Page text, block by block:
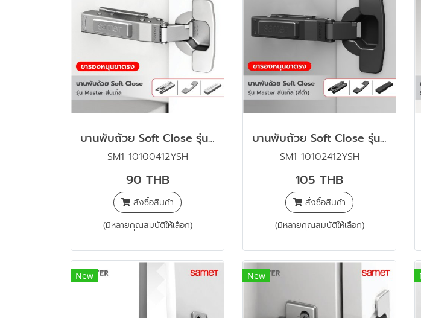
บานพับถ้วย Soft Close รุ่น Master สีนิเกิ้ล พร้อมขารองหนุนขาตรง และฝาปิดครบชุด
SM1-10100412YSH
90 THB
สั่งซื้อสินค้า
(มีหลายคุณสมบัติให้เลือก)
บานพับถ้วย Soft Close รุ่น Master สีดำ พร้อมขารองหนุนขาตรง และฝาปิดครบชุด
SM1-10102412YSH
105 THB
สั่งซื้อสินค้า
(มีหลายคุณสมบัติให้เลือก)
New New